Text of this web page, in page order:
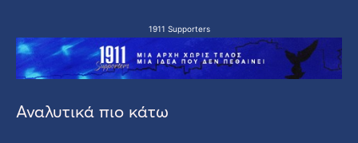
1911 Supporters
Αναλυτικά πιο κάτω